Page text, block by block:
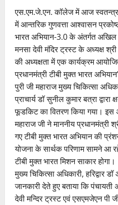
एस.एम.जे.एन. कॉलेज में आज
में आन्तरिक गुणवत्ता आश्वासन प्रकोष्ठ
भारत अभियान-3.0 के अंतर्गत अखिल
मनसा देवी मंदिर ट्रस्ट के अध्यक्ष श्री
की अध्यक्षता में एक कार्यक्रम
प्रधानमंत्री टीबी मुक्त भारत
पुरी जी महाराज मुख्य चिकित्सा
प्राचार्य डॉ सुनील कुमार बत्रा द्वारा
फूडकिट का वितरण किया गया। इस
महाराज जी ने माननीय प्रधानमंत्री
गए टीबी मुक्त भारत अभियान की
योजना के सार्थक परिणाम सामने आ
टीबी मुक्त भारत मिशन साकार होगा।
मुख्य चिकित्सा अधिकारी, हरिद्वार
जानकारी देते हुए बताया कि पंचायती
देवी मन्दिर ट्रस्ट एवं एसएमजेएन पी